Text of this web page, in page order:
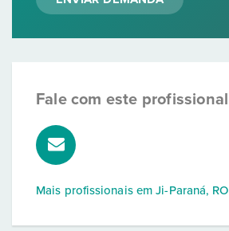
Fale com este profissional
Mais profissionais emJi-Paraná, RO